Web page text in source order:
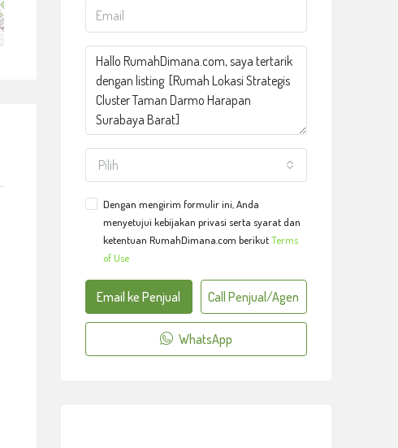
Pilih
Dengan mengirim formulir ini, Anda
menyetujui kebijakan privasi serta syarat dan
ketentuan RumahDimana.com berikutTerms
of Use
Email ke Penjual Call Penjual/Agen
WhatsApp